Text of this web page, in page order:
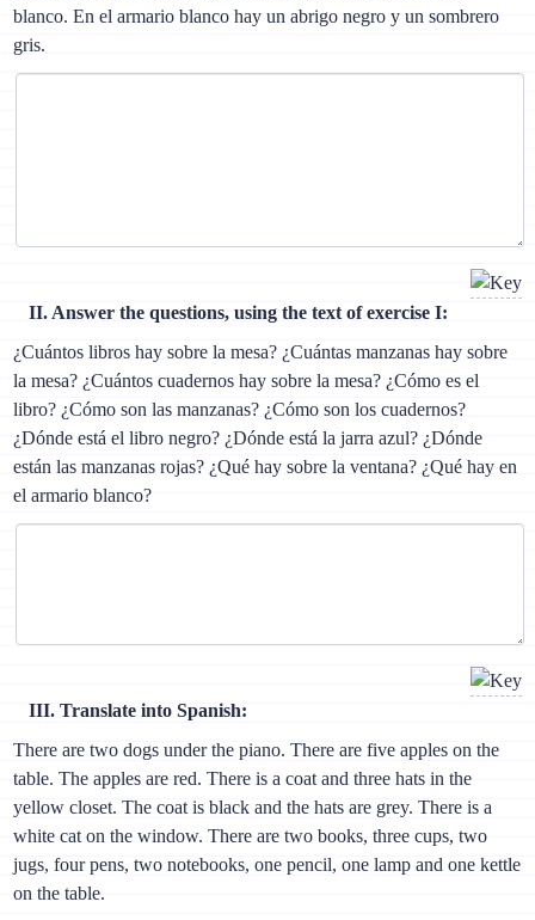
blanco. En el armario blanco hay un abrigo negro y un sombrero
gris.
II. Answer the questions, using the text of exercise I:
¿Cuántos libros hay sobre la mesa? ¿Cuántas manzanas hay sobre
la mesa? ¿Cuántos cuadernos hay sobre la mesa? ¿Cómo es el
libro? ¿Cómo son las manzanas? ¿Cómo son los cuadernos?
¿Dónde está el libro negro? ¿Dónde está la jarra azul? ¿Dónde
están las manzanas rojas? ¿Qué hay sobre la ventana? ¿Qué hay en
el armario blanco?
III. Translate into Spanish:
There are two dogs under the piano. There are five apples on the
table. The apples are red. There is a coat and three hats in the
yellow closet. The coat is black and the hats are grey. There is a
white cat on the window. There are two books, three cups, two
jugs, four pens, two notebooks, one pencil, one lamp and one kettle
on the table.